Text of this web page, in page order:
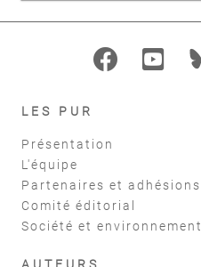
LES PUR
Présentation
L'équipe
Partenaires et adhésions
Comité éditorial
Société et environnement